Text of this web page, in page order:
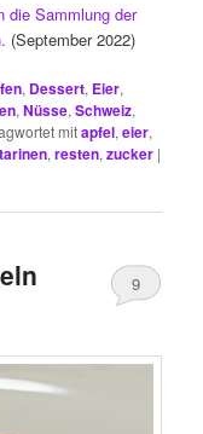
die Sammlung der
(September 2022)
, Dessert, Eier,
,Nüsse,Schweiz,
mitapfel,eier,
,resten,zucker |
9